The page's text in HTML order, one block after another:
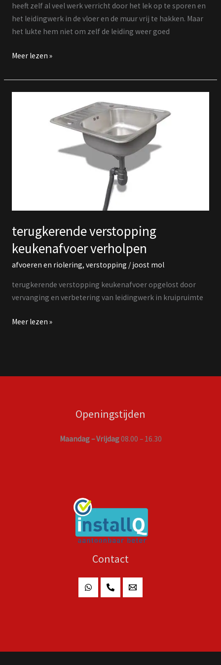
heeft zelf al veel werk verricht door het lek op te sporen en
het leidingwerk in de vloer en de muur vrij te hakken. Maar
het lukte hem niet om zelf de leiding weer goed
Meer lezen »
terugkerende verstopping
keukenafvoer verholpen
afvoeren en riolering, verstopping / joost mol
terugkerende verstopping keukenafvoer opgelost door
vervanging en verbetering van leidingwerk in kruipruimte
keukenafvoer
Meer lezen »
Openingstijden
Maandag – Vrijdag08.00 – 16.30
Contact